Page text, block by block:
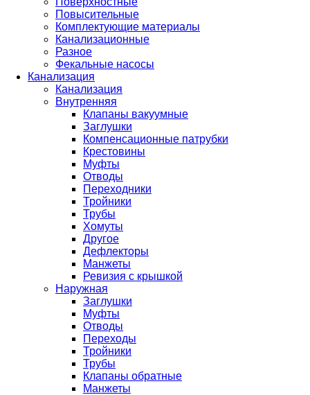
Повысительные
Комплектующие материалы
Канализационные
Разное
Фекальные насосы
Канализация
Канализация
Внутренняя
Клапаны вакуумные
Заглушки
Компенсационные патрубки
Крестовины
Муфты
Отводы
Переходники
Тройники
Трубы
Хомуты
Другое
Дефлекторы
Манжеты
Ревизия с крышкой
Наружная
Заглушки
Муфты
Отводы
Переходы
Тройники
Трубы
Клапаны обратные
Манжеты